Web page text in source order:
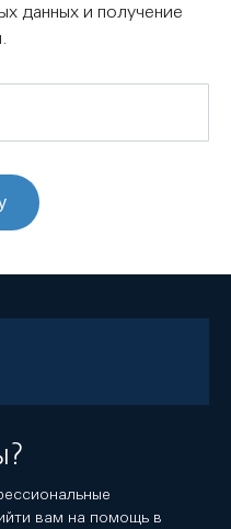
данных и получение
вам на помощь в